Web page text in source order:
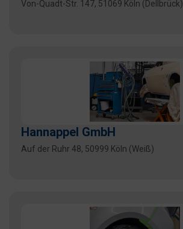
Von-Quadt-Str. 147, 51069 Köln (Dellbrück)
Hannappel GmbH
Auf der Ruhr 48, 50999 Köln (Weiß)